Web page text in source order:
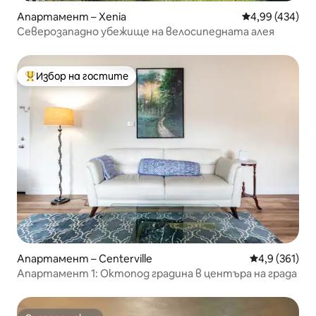
Апартамент – Xenia Средна
4,99 (434)
Северозападно убежище на велосипедната алея
Най-популярен избор на гостите
Избор на гостите
Апартамент – Centerville Средна
4,9 (361)
Апартамент 1: Октопод градина в центъра на града